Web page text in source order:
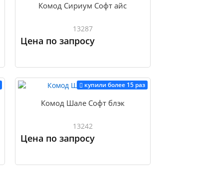
Комод Сириум Софт айс
13287
Цена по запросу
купили более 15 раз
Комод Шале Софт блэк
13242
Цена по запросу